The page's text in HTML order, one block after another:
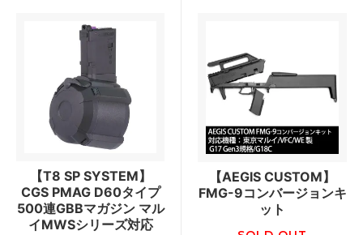
【T8 SP SYSTEM】
CGS PMAG D60タイプ
500連GBBマガジン マル
イMWSシリーズ対応
【AEGIS CUSTOM】
FMG-9コンバージョンキ
ット